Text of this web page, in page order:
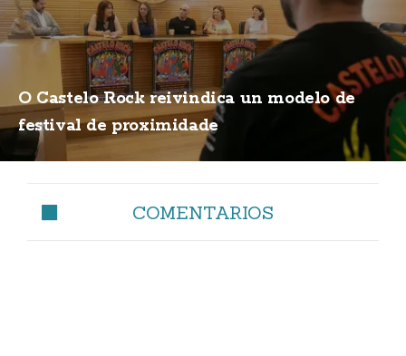
O Castelo Rock reivindica un modelo de
festival de proximidade
COMENTARIOS